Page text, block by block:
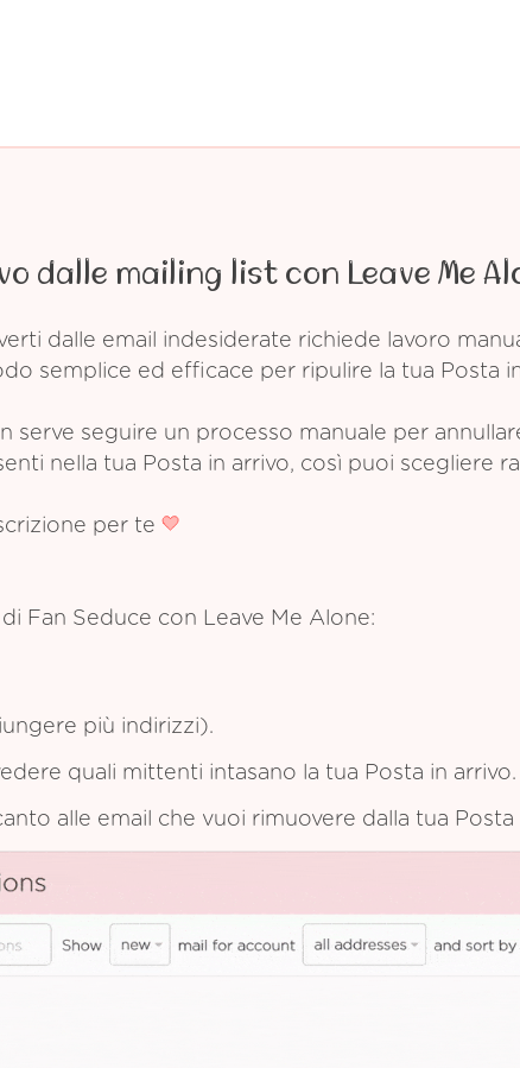
dalle mailing list con Leave Me
dalle email indesiderate richiede lavoro
semplice ed efficace per ripulire la tua Posta
serve seguire un processo manuale per
nella tua Posta in arrivo, così puoi scegliere
per te
Fan Seduce con Leave Me Alone:
più indirizzi).
quali mittenti intasano la tua Posta in arrivo.
alle email che vuoi rimuovere dalla tua Posta